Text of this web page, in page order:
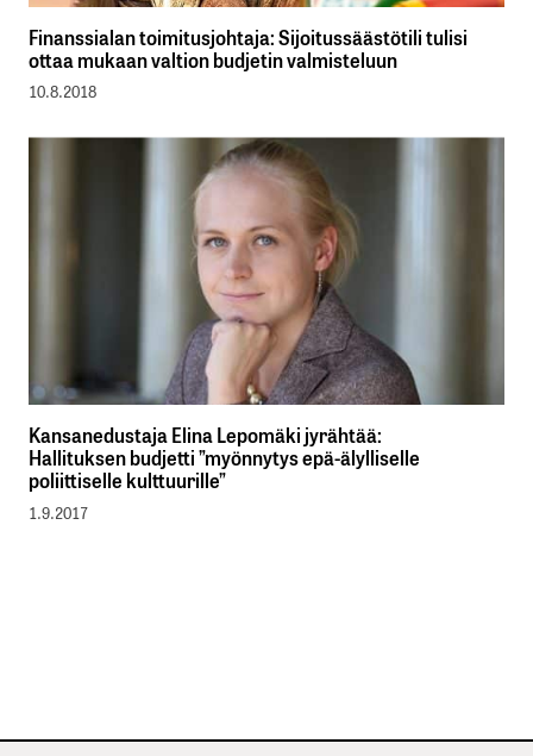
Finanssialan toimitusjohtaja: Sijoitussäästötili tulisi
ottaa mukaan valtion budjetin valmisteluun
10.8.2018
Kansanedustaja Elina Lepomäki jyrähtää:
Hallituksen budjetti ”myönnytys epä-älylliselle
poliittiselle kulttuurille”
1.9.2017